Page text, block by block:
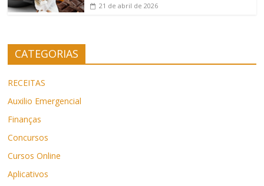
21 de abril de 2026
CATEGORIAS
RECEITAS
Auxilio Emergencial
Finanças
Concursos
Cursos Online
Aplicativos